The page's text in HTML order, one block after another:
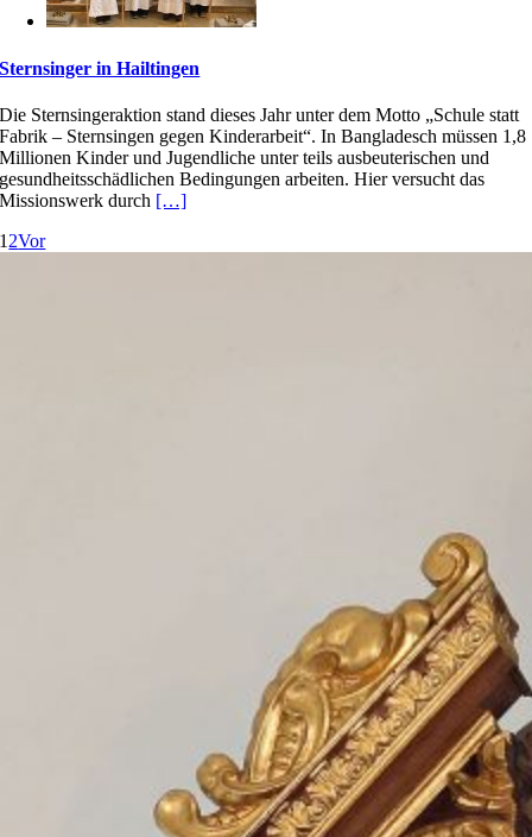
Sternsinger in Hailtingen
Die Sternsingeraktion stand dieses Jahr unter dem Motto „Schule statt
Fabrik – Sternsingen gegen Kinderarbeit“. In Bangladesch müssen 1,8
Millionen Kinder und Jugendliche unter teils ausbeuterischen und
gesundheitsschädlichen Bedingungen arbeiten. Hier versucht das
Missionswerk durch […]
1 2Vor